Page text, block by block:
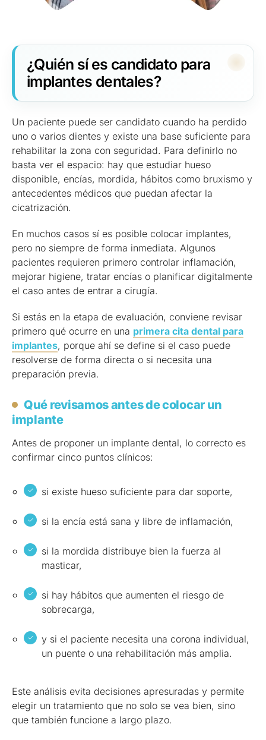
¿Quién sí es candidato para
implantes dentales?
Un paciente puede ser candidato cuando ha perdido
uno o varios dientes y existe una base suficiente para
rehabilitar la zona con seguridad. Para definirlo no
basta ver el espacio: hay que estudiar hueso
disponible, encías, mordida, hábitos como bruxismo y
antecedentes médicos que puedan afectar la
cicatrización.
En muchos casos sí es posible colocar implantes,
pero no siempre de forma inmediata. Algunos
pacientes requieren primero controlar inflamación,
mejorar higiene, tratar encías o planificar digitalmente
el caso antes de entrar a cirugía.
Si estás en la etapa de evaluación, conviene revisar
primero qué ocurre en una primera cita dental para
implantes, porque ahí se define si el caso puede
resolverse de forma directa o si necesita una
preparación previa.
Qué revisamos antes de colocar un
implante
Antes de proponer un implante dental, lo correcto es
confirmar cinco puntos clínicos:
si existe hueso suficiente para dar soporte,
si la encía está sana y libre de inflamación,
si la mordida distribuye bien la fuerza al
masticar,
si hay hábitos que aumenten el riesgo de
sobrecarga,
y si el paciente necesita una corona individual,
un puente o una rehabilitación más amplia.
Este análisis evita decisiones apresuradas y permite
elegir un tratamiento que no solo se vea bien, sino
que también funcione a largo plazo.